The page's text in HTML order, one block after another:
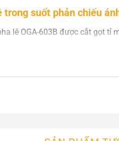
trong suốt phản chiếu
lê OGA-603B được cắt gọt tỉ
tác từ hợp kim sơn tĩnh điện,